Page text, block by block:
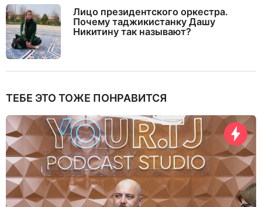
Лицо президентского оркестра.
Почему таджикистанку Дашу
Никитину так называют?
ТЕБЕ ЭТО ТОЖЕ ПОНРАВИТСЯ